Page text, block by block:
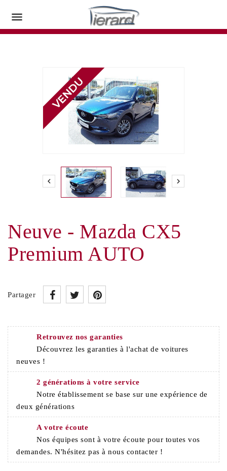

 
Neuve - Mazda CX5
Premium AUTO
Partager
Retrouvez nos garanties
Découvrez les garanties à l'achat de voitures
neuves !
2 générations à votre service
Notre établissement se base sur une expérience de
deux générations
A votre écoute
Nos équipes sont à votre écoute pour toutes vos
demandes. N'hésitez pas à nous contacter !